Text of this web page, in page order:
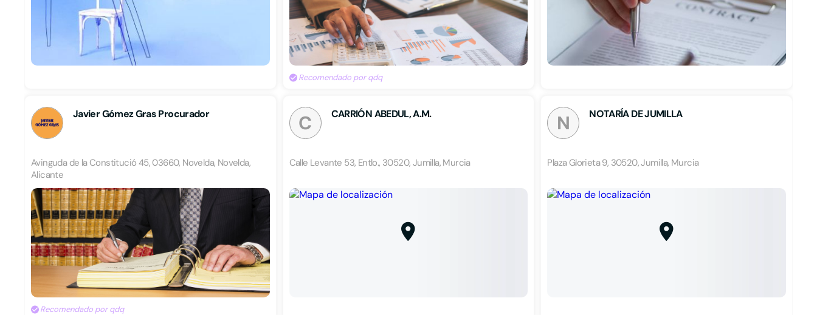
Recomendado por qdq
Javier Gómez Gras Procurador
Avinguda de la Constitució 45, 03660, Novelda, Novelda,
Alicante
Recomendado por qdq
C CARRIÓN ABEDUL, A.M.
Calle Levante 53, Entlo., 30520, Jumilla, Murcia
N NOTARÍA DE JUMILLA
Plaza Glorieta 9, 30520, Jumilla, Murcia